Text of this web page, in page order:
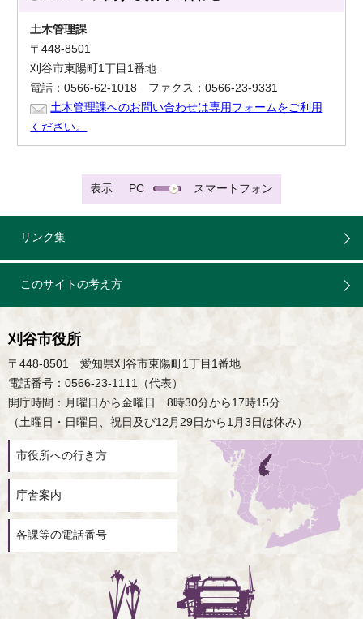
土木管理課
〒448-8501
刈谷市東陽町1丁目1番地
電話：0566-62-1018 ファクス：0566-23-9331
土木管理課へのお問い合わせは専用フォームをご利用
ください。
表示 PC スマートフォン
リンク集
このサイトの考え方
刈谷市役所
〒448-8501 愛知県刈谷市東陽町1丁目1番地
電話番号：0566-23-1111（代表）
開庁時間：月曜日から金曜日 8時30分から17時15分
（土曜日・日曜日、祝日及び12月29日から1月3日は休み）
市役所への行き方
庁舎案内
各課等の電話番号